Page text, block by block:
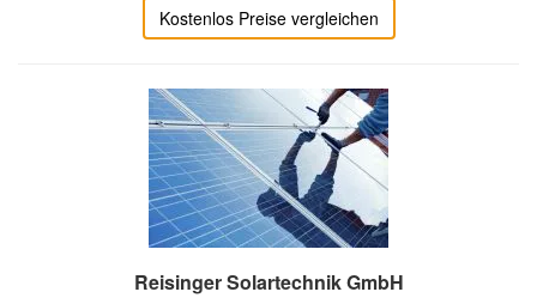
Kostenlos Preise vergleichen
Reisinger Solartechnik GmbH